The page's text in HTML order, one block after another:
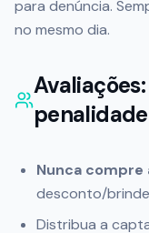
para denúncia.
no mesmo dia.
penalidade
Nunca compre
desconto/
Distribua a